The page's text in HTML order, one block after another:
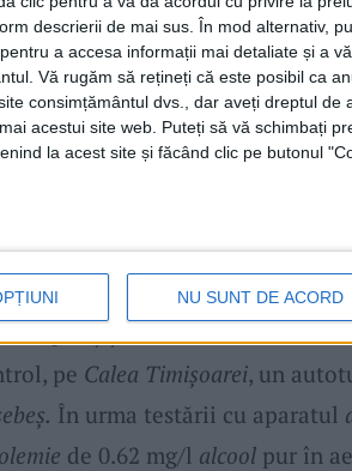
descrierii de mai sus. În mod alternativ,
a accesa informații mai detaliate și a
Vă rugăm să rețineți că este posibil ca
consimțământul dvs., dar aveți dreptul
acestui site web. Puteți să vă schimbați
la acest site și făcând clic pe butonul
NU SUNT DE ACORD
reținute 40 depermisede
De asemenea, prin
112 au fost primite în
polițiștii au intervenit cu
înregistrate, dintre care 7
legii au exemplificat cu un caz
surprins în noaptea de sâmbătă
polițiști din cel de-al doilea
pe Calea Timișoarei, un
În urma testării cu aparatul
de 0.62 mg/l alcoolpur în